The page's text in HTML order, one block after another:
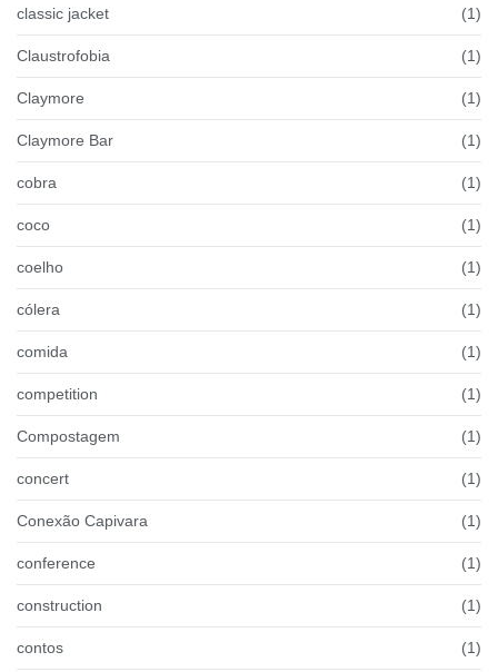
classic jacket (1)
Claustrofobia (1)
Claymore (1)
Claymore Bar (1)
cobra (1)
coco (1)
coelho (1)
cólera (1)
comida (1)
competition (1)
Compostagem (1)
concert (1)
Conexão Capivara (1)
conference (1)
construction (1)
contos (1)